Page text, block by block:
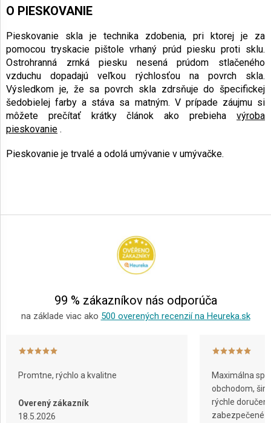
O PIESKOVANIE
Pieskovanie skla je technika zdobenia, pri ktorej je za
pomocou tryskacie pištole vrhaný prúd piesku proti sklu.
Ostrohranná zrnká piesku nesená prúdom stlačeného
vzduchu dopadajú veľkou rýchlosťou na povrch skla.
Výsledkom je, že sa povrch skla zdrsňuje do špecifickej
šedobielej farby a stáva sa matným. V prípade záujmu si
môžete prečítať krátky článok ako prebieha výroba
pieskovanie .
Pieskovanie je trvalé a odolá umývanie v umývačke.
á
99 % zákazníkov nás odporúča
na základe viac ako 500 overených recenzií na Heureka.sk
Promtne, rýchlo a kvalitne
Overený zákazník
18.5.2026
Maximálna
obchodom,
rýchle
zabezpečené